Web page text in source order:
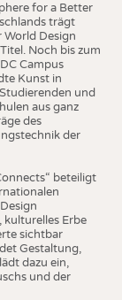
for a Better
trägt
Design
Noch bis zum
Campus
Kunst in
und
aus ganz
des
der
beteiligt
Erbe
sichtbar
Gestaltung,
dazu ein,
und der